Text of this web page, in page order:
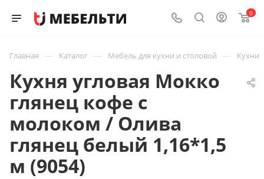
0
Главная — Каталог — Мебель для кухни и столовой — Кухни
Кухня угловая Мокко
глянец кофе с
молоком / Олива
глянец белый 1,16*1,5
м (9054)